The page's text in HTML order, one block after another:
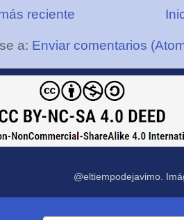
reciente
a: Enviar comentarios
@eltiempodejavimo.